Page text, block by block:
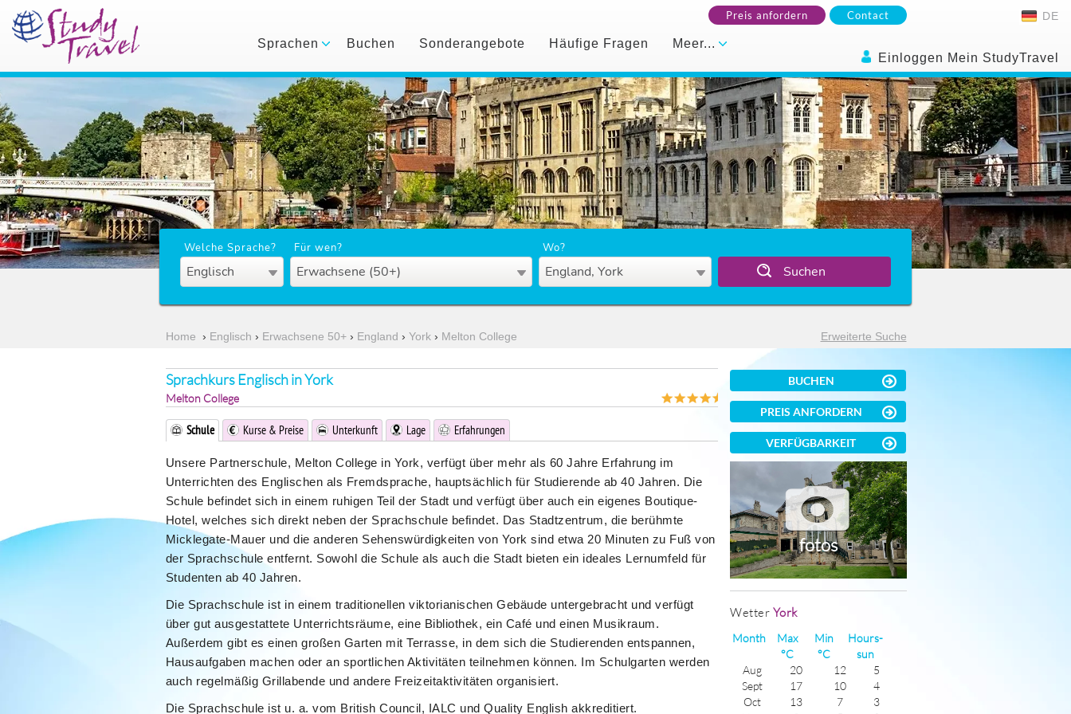
Preis anfordern Contact DE
Einloggen Mein StudyTravel
Sprachen Buchen Sonderangebote Häufige Fragen Meer...
Welche Sprache?
Englisch
Für wen?
Erwachsene (50+)
Wo?
England, York Suchen
Home › Englisch › Erwachsene 50+› England › York› Melton College Erweiterte Suche
Sprachkurs Englisch in York
Melton College
Schule Kurse & Preise Unterkunft Lage Erfahrungen
Unsere Partnerschule, Melton College in York, verfügt über mehr als 60 Jahre Erfahrung im
Unterrichten des Englischen als Fremdsprache, hauptsächlich für Studierende ab 40 Jahren. Die
Schule befindet sich in einem ruhigen Teil der Stadt und verfügt über auch ein eigenes Boutique-
Hotel, welches sich direkt neben der Sprachschule befindet. Das Stadtzentrum, die berühmte
Micklegate-Mauer und die anderen Sehenswürdigkeiten von York sind etwa 20 Minuten zu Fuß von
der Sprachschule entfernt. Sowohl die Schule als auch die Stadt bieten ein ideales Lernumfeld für
Studenten ab 40 Jahren.
Die Sprachschule ist in einem traditionellen viktorianischen Gebäude untergebracht und verfügt
über gut ausgestattete Unterrichtsräume, eine Bibliothek, ein Café und einen Musikraum.
Außerdem gibt es einen großen Garten mit Terrasse, in dem sich die Studierenden entspannen,
Hausaufgaben machen oder an sportlichen Aktivitäten teilnehmen können. Im Schulgarten werden
auch regelmäßig Grillabende und andere Freizeitaktivitäten organisiert.
Die Sprachschule ist u. a. vom British Council, IALC und Quality English akkreditiert.
BUCHEN
PREIS ANFORDERN
VERFÜGBARKEIT
fotos
Wetter York
Month
Max
°C
Min
°C
Hours-
sun
Aug
20 12
5
Sept
17 10
4
Oct
13 7
3